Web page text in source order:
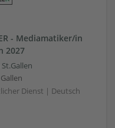
- Mediamatiker/in
2027
Dienst | Deutsch